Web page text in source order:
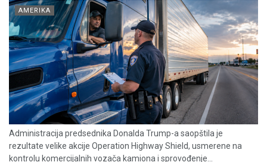
AMERIKA
Administracija predsednika Donalda Trump-a saopštila je
rezultate velike akcije Operation Highway Shield, usmerene na
kontrolu komercijalnih vozača kamiona i sprovođenje...